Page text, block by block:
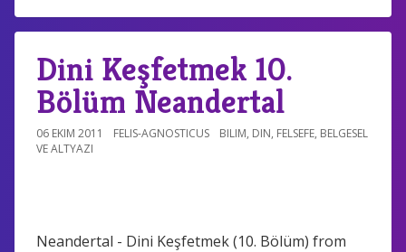
Dini Keşfetmek 10.
Bölüm Neandertal
06 EKIM 2011 FELIS-AGNOSTICUS BILIM, DIN, FELSEFE, BELGESEL
VE ALTYAZI
Neandertal - Dini Keşfetmek (10. Bölüm) from